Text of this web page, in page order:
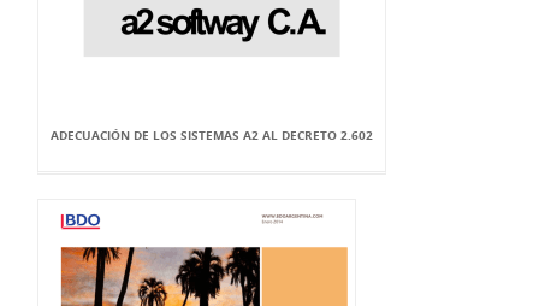
ADECUACIÓN DE LOS SISTEMAS A2 AL DECRETO 2.602